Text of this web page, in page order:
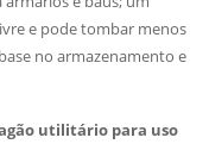
e pode tombar menos
no armazenamento e
utilitário para uso